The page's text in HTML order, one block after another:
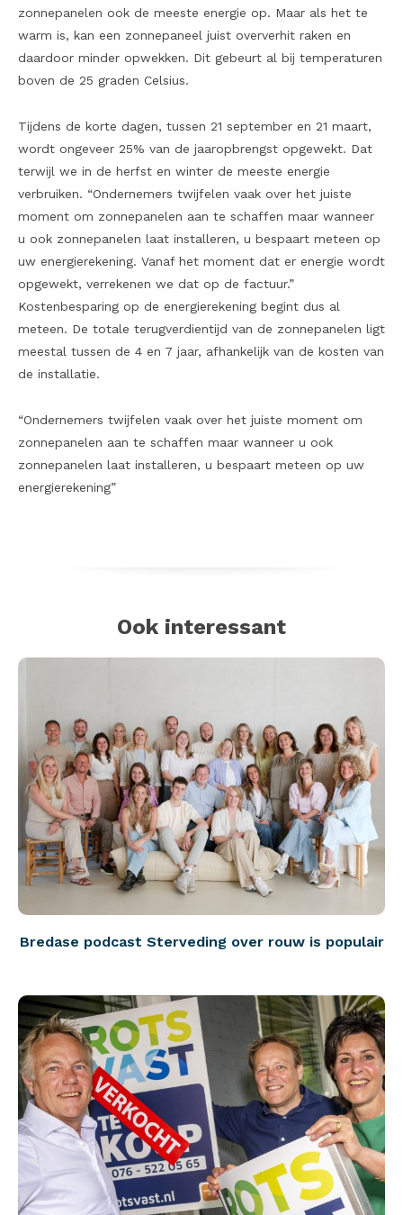
zonnepanelen ook de meeste energie op. Maar als het te
warm is, kan een zonnepaneel juist oververhit raken en
daardoor minder opwekken. Dit gebeurt al bij temperaturen
boven de 25 graden Celsius.
Tijdens de korte dagen, tussen 21 september en 21 maart,
wordt ongeveer 25% van de jaaropbrengst opgewekt. Dat
terwijl we in de herfst en winter de meeste energie
verbruiken. “Ondernemers twijfelen vaak over het juiste
moment om zonnepanelen aan te schaffen maar wanneer
u ook zonnepanelen laat installeren, u bespaart meteen op
uw energierekening. Vanaf het moment dat er energie wordt
opgewekt, verrekenen we dat op de factuur.”
Kostenbesparing op de energierekening begint dus al
meteen. De totale terugverdientijd van de zonnepanelen ligt
meestal tussen de 4 en 7 jaar, afhankelijk van de kosten van
de installatie.
“Ondernemers twijfelen vaak over het juiste moment om
zonnepanelen aan te schaffen maar wanneer u ook
zonnepanelen laat installeren, u bespaart meteen op uw
energierekening”
Ook interessant
Bredase podcast Sterveding over rouw is populair